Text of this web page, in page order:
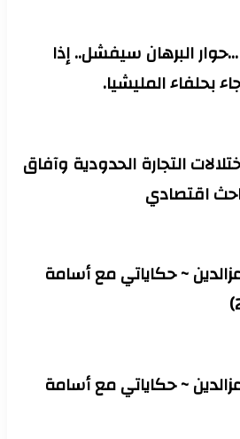
البرهان سيفشل.. إذا
بحلفاء المليشيا.
التجارة الحدودية وآفاق
اقتصادي
~ حكاياتي مع أسامة
~ حكاياتي مع أسامة